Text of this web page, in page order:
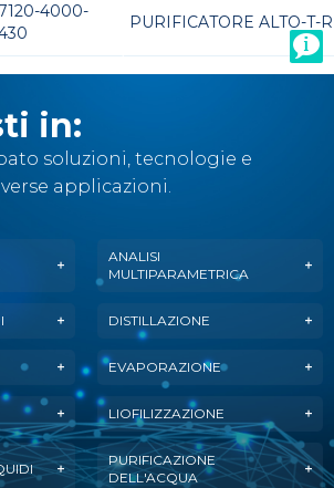
7120-4000-
PURIFICATORE ALTO-T-R
in:
soluzioni, tecnologie e
applicazioni.
ANALISI
MULTIPARAMETRICA
DISTILLAZIONE
EVAPORAZIONE
LIOFILIZZAZIONE
PURIFICAZIONE
DELL'ACQUA